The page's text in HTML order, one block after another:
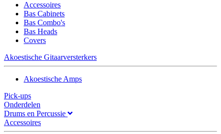
Accessoires
Bas Cabinets
Bas Combo's
Bas Heads
Covers
Akoestische Gitaarversterkers
Akoestische Amps
Pick-ups
Onderdelen
Drums en Percussie
Accessoires